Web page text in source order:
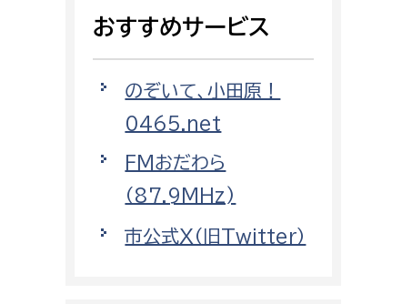
消防総務課
予防課
警防計画課
情報司令課
おすすめサービス
のぞいて、小田原！
0465.net
FMおだわら
（87.9MHz)
市公式X（旧Twitter）